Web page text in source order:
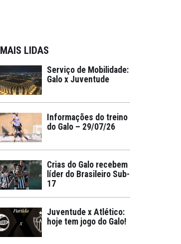
MAIS LIDAS
Serviço de Mobilidade:
Galo x Juventude
Informações do treino
do Galo – 29/07/26
Crias do Galo recebem
líder do Brasileiro Sub-
17
Juventude x Atlético:
hoje tem jogo do Galo!